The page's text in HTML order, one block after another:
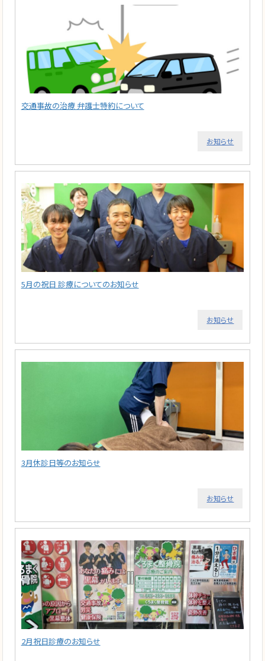
交通事故の治療 弁護士特約について
お知らせ
5月の祝日 診療についてのお知らせ
お知らせ
3月休診日等のお知らせ
お知らせ
2月祝日診療のお知らせ